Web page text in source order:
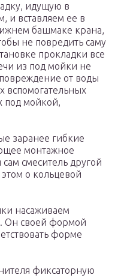
идущую в
и вставляем ее в
башмаке крана,
не повредить саму
прокладки все
из под мойки не
повреждение от воды
вспомогательных
под мойкой,
заранее гибкие
монтажное
смеситель другой
о кольцевой
насаживаем
Он своей формой
форме
фиксаторную